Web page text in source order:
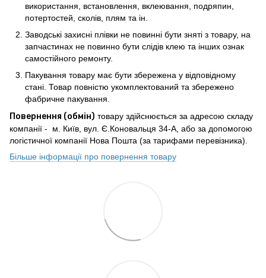
використання, встановлення, вклеювання, подряпин,
потертостей, сколів, плям та ін.
Заводські захисні плівки не повинні бути зняті з товару, на
запчастинах не повинно бути слідів клею та інших ознак
самостійного ремонту.
Пакування товару має бути збережена у відповідному
стані. Товар повністю укомплектований та збережено
фабричне пакування.
Повернення (обмін) товару здійснюється за адресою складу
компанії - м. Київ, вул. Є.Коновальця 34-А, або за допомогою
логістичної компанії Нова Пошта (за тарифами перевізника).
Більше інформації про повернення товару